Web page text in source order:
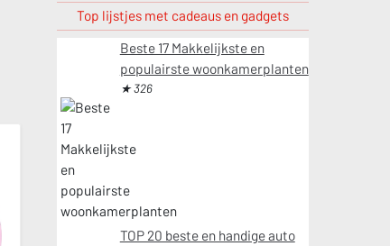
Top lijstjes met cadeaus en gadgets
Beste 17 Makkelijkste en
populairste woonkamerplanten
★ 326
TOP 20 beste en handige auto